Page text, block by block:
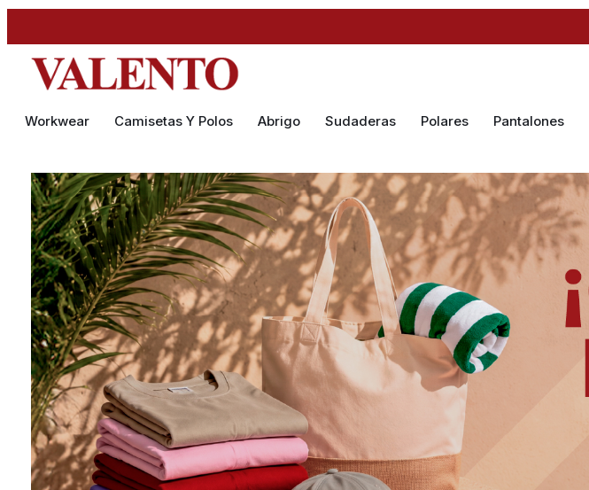
Workwear Camisetas Y Polos Abrigo Sudaderas Polares Pantalones